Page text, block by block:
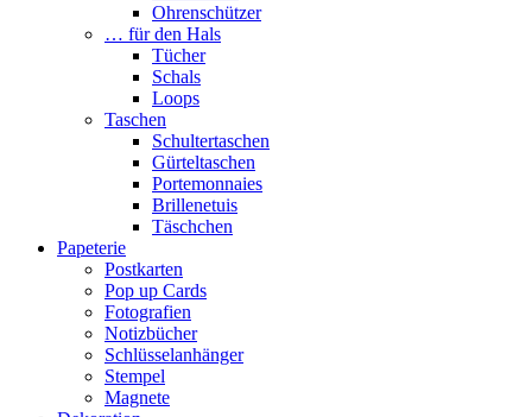
Ohrenschützer
… für den Hals
Tücher
Schals
Loops
Taschen
Schultertaschen
Gürteltaschen
Portemonnaies
Brillenetuis
Täschchen
Papeterie
Postkarten
Pop up Cards
Fotografien
Notizbücher
Schlüsselanhänger
Stempel
Magnete